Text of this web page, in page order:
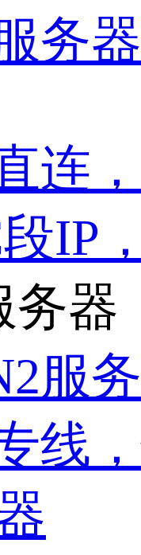
务器
连
IP
务器
服
线